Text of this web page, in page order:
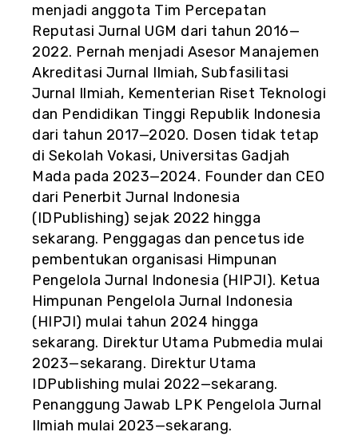
menjadi anggota Tim Percepatan
Reputasi Jurnal UGM dari tahun 2016—
2022. Pernah menjadi Asesor Manajemen
Akreditasi Jurnal Ilmiah, Subfasilitasi
Jurnal Ilmiah, Kementerian Riset Teknologi
dan Pendidikan Tinggi Republik Indonesia
dari tahun 2017—2020. Dosen tidak tetap
di Sekolah Vokasi, Universitas Gadjah
Mada pada 2023—2024. Founder dan CEO
dari Penerbit Jurnal Indonesia
(IDPublishing) sejak 2022 hingga
sekarang. Penggagas dan pencetus ide
pembentukan organisasi Himpunan
Pengelola Jurnal Indonesia (HIPJI). Ketua
Himpunan Pengelola Jurnal Indonesia
(HIPJI) mulai tahun 2024 hingga
sekarang. Direktur Utama Pubmedia mulai
2023—sekarang. Direktur Utama
IDPublishing mulai 2022—sekarang.
Penanggung Jawab LPK Pengelola Jurnal
Ilmiah mulai 2023—sekarang.